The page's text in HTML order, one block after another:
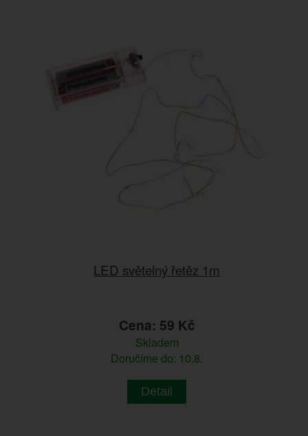
LED světelný řetěz 1m
Cena: 59 Kč
Skladem
Doručíme do: 10.8.
Detail